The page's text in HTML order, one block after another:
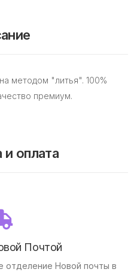
методом "литья". 100%
премиум.
и оплата
Почтой
отделение Новой почты в